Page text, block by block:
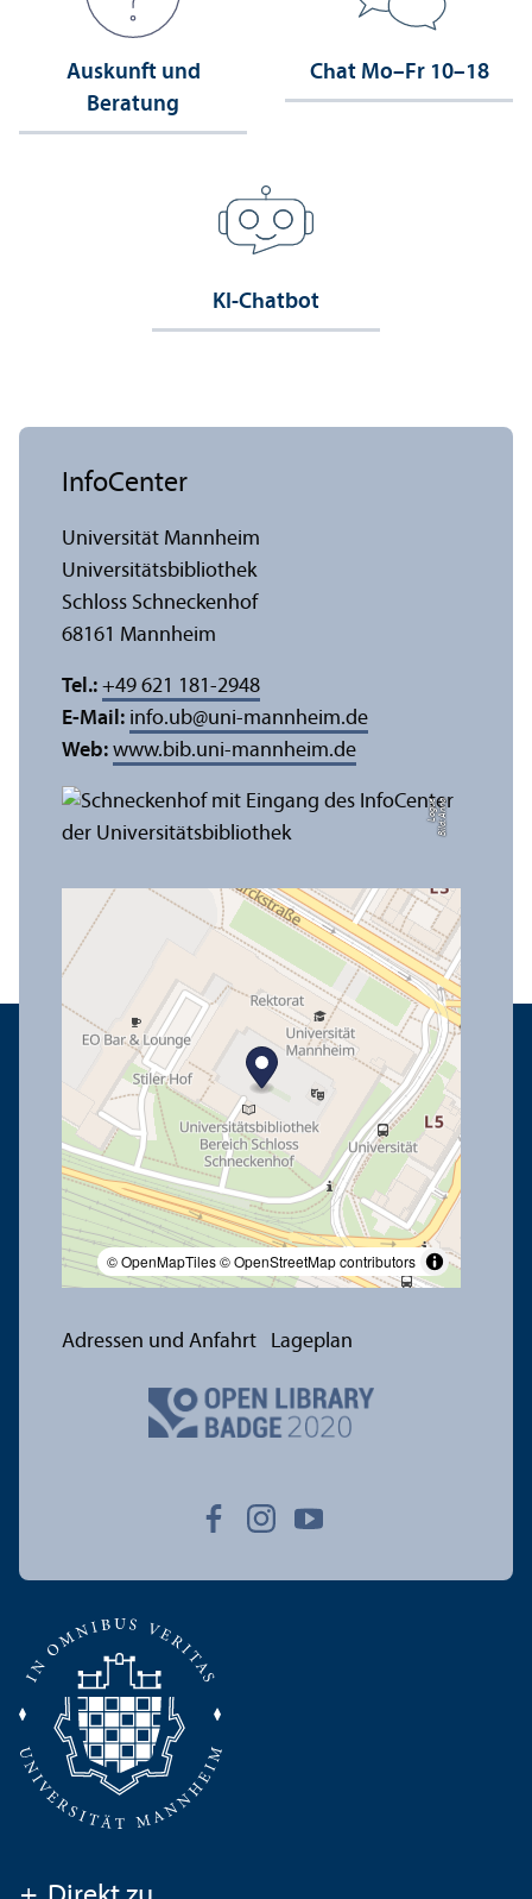
Auskunft und
Beratung
Chat Mo–Fr 10–18
KI-Chatbot
Bil
d:
A
n
n
a
L
o
g
u
e
© OpenMapTiles© OpenStreetMap contributors
InfoCenter
Universität Mannheim
Universitäts­bibliothek
Schloss Schneckenhof
68161 Mannheim
Tel.: +49 621 181-2948
E-Mail: info.ub@uni-mannheim.de
Web: www.bib.uni-mannheim.de
Adressen und Anfahrt Lageplan